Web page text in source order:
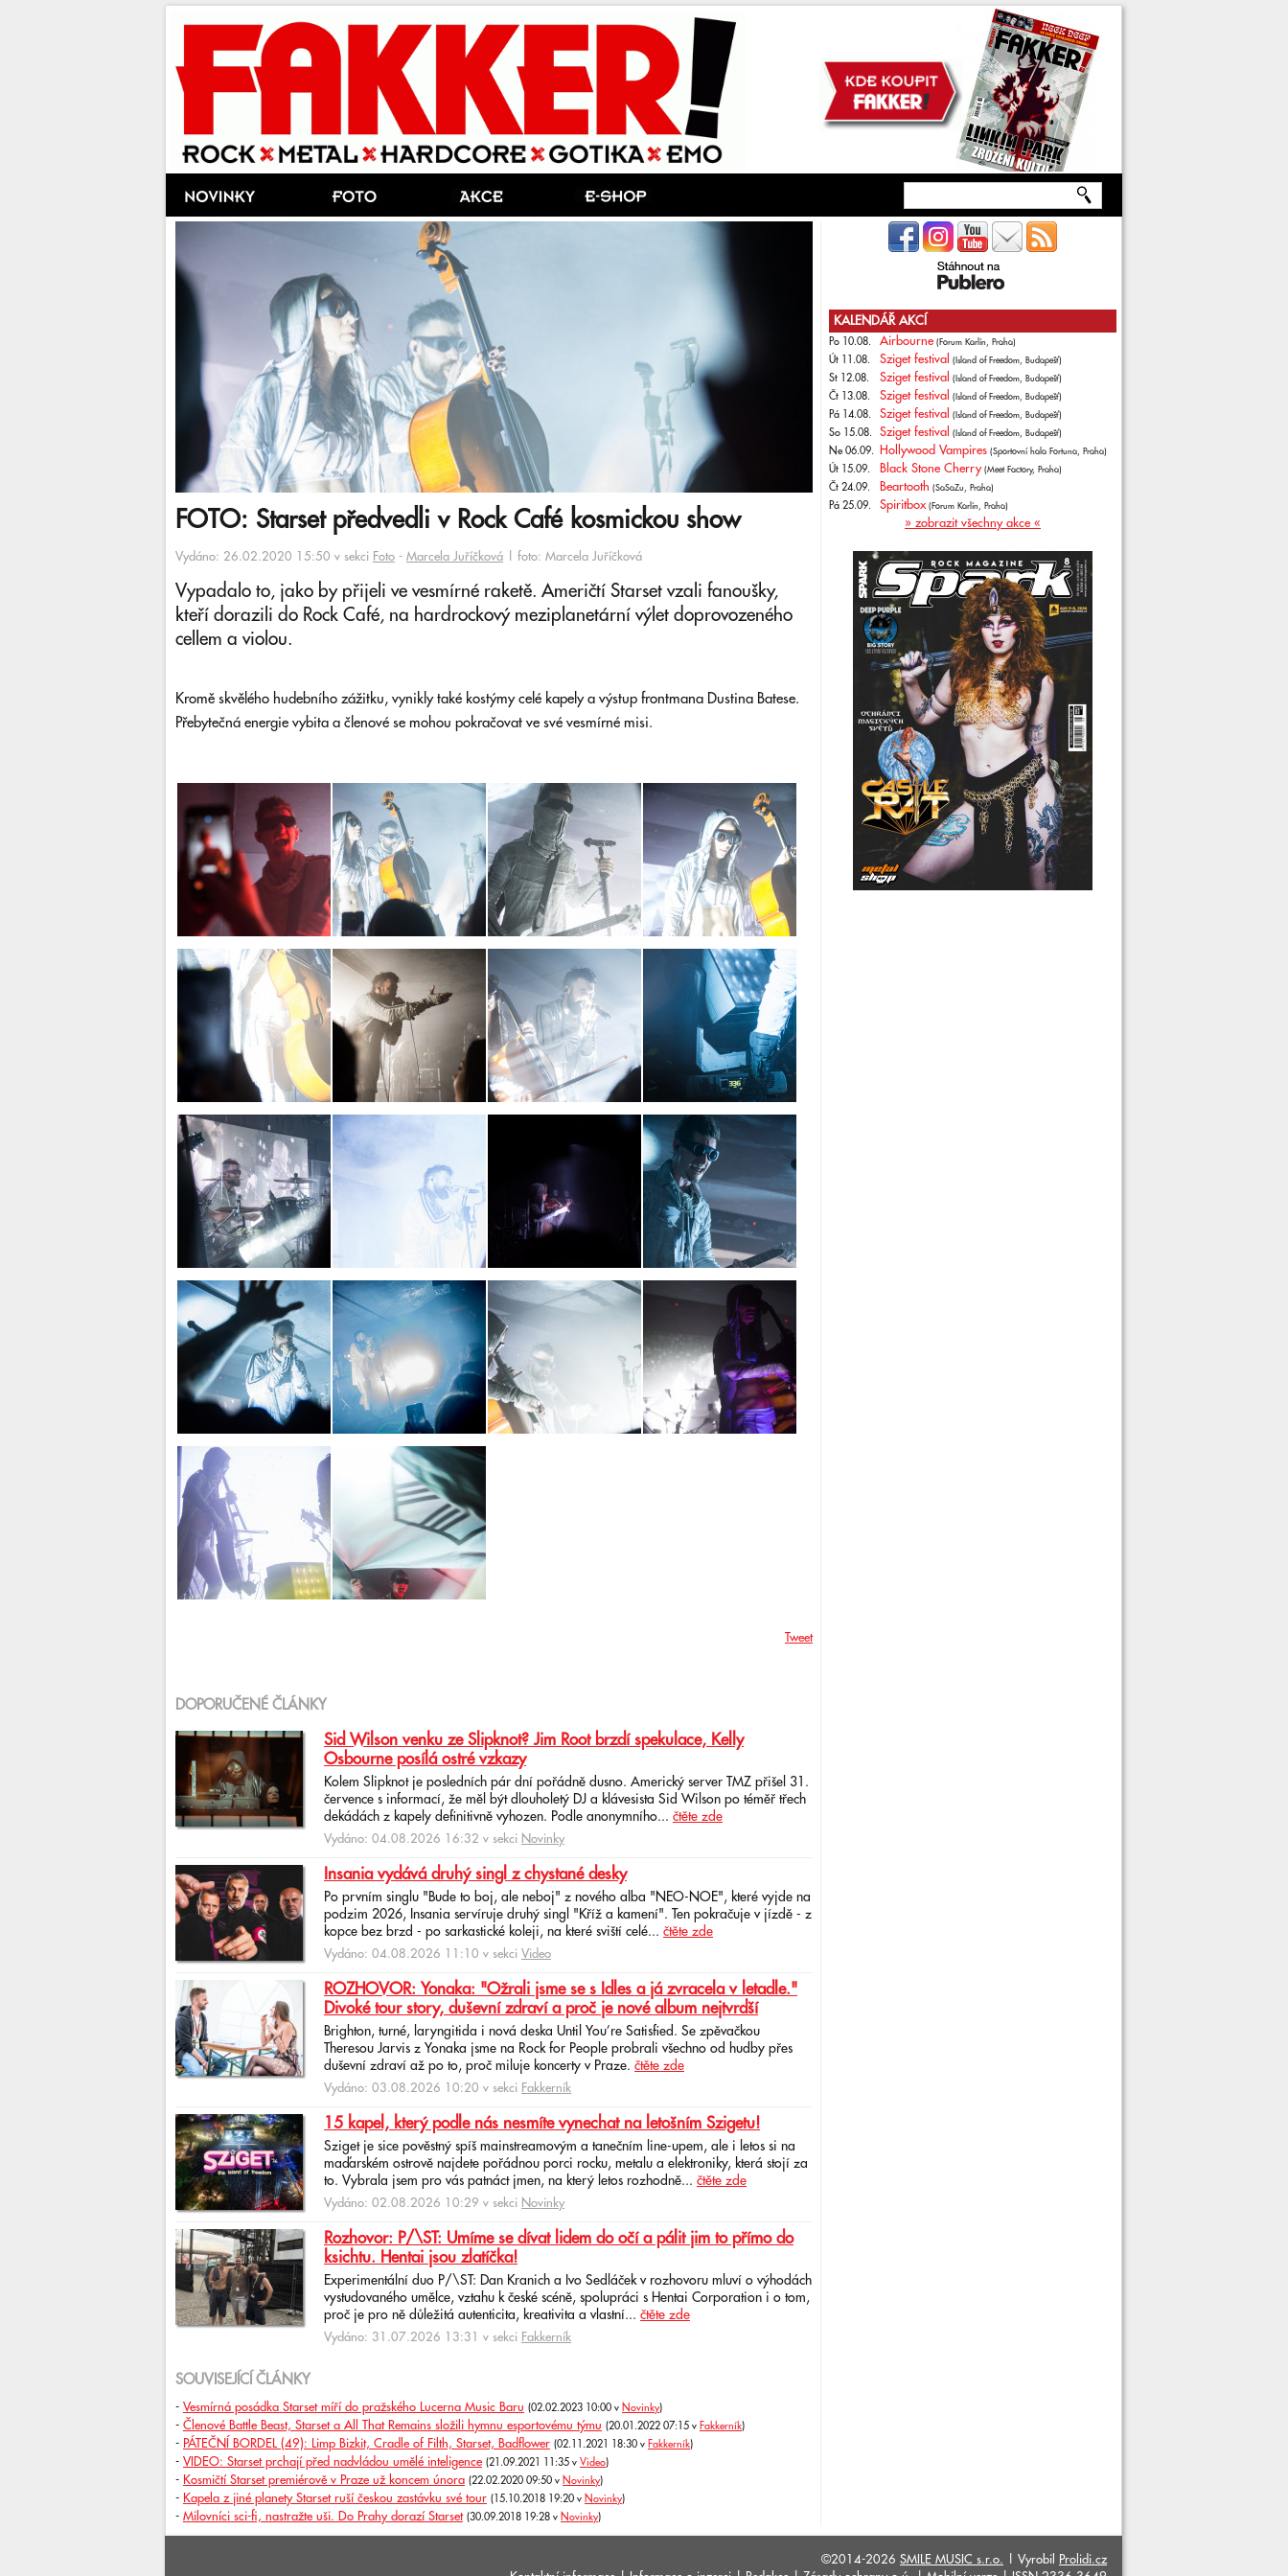
FOTO: Starset předvedli v Rock Café kosmickou show
Vydáno: 26.02.2020 15:50 v sekci Foto - Marcela Juříčková | foto: Marcela Juříčková
Vypadalo to, jako by přijeli ve vesmírné raketě. Američtí Starset vzali fanoušky,
kteří dorazili do Rock Café, na hardrockový meziplanetární výlet doprovozeného
cellem a violou.
Kromě skvělého hudebního zážitku, vynikly také kostýmy celé kapely a výstup frontmana Dustina Batese.
Přebytečná energie vybita a členové se mohou pokračovat ve své vesmírné misi.
Tweet
DOPORUČENÉ ČLÁNKY
Sid Wilson venku ze Slipknot? Jim Root brzdí spekulace, Kelly
Osbourne posílá ostré vzkazy
Kolem Slipknot je posledních pár dní pořádně dusno. Americký server TMZ přišel 31.
července s informací, že měl být dlouholetý DJ a klávesista Sid Wilson po téměř třech
dekádách z kapely definitivně vyhozen. Podle anonymního... čtěte zde
Vydáno: 04.08.2026 16:32 v sekci Novinky
Insania vydává druhý singl z chystané desky
Po prvním singlu "Bude to boj, ale neboj" z nového alba "NEO-NOE", které vyjde na
podzim 2026, Insania servíruje druhý singl "Kříž a kamení". Ten pokračuje v jízdě - z
kopce bez brzd - po sarkastické koleji, na které sviští celé... čtěte zde
Vydáno: 04.08.2026 11:10 v sekci Video
ROZHOVOR: Yonaka: "Ožrali jsme se s Idles a já zvracela v letadle."
Divoké tour story, duševní zdraví a proč je nové album nejtvrdší
Brighton, turné, laryngitida i nová deska Until You’re Satisfied. Se zpěvačkou
Theresou Jarvis z Yonaka jsme na Rock for People probrali všechno od hudby přes
duševní zdraví až po to, proč miluje koncerty v Praze. čtěte zde
Vydáno: 03.08.2026 10:20 v sekci Fakkerník
15 kapel, který podle nás nesmíte vynechat na letošním Szigetu!
Sziget je sice pověstný spíš mainstreamovým a tanečním line-upem, ale i letos si na
maďarském ostrově najdete pořádnou porci rocku, metalu a elektroniky, která stojí za
to. Vybrala jsem pro vás patnáct jmen, na který letos rozhodně... čtěte zde
Vydáno: 02.08.2026 10:29 v sekci Novinky
Rozhovor: P/\ST: Umíme se dívat lidem do očí a pálit jim to přímo do
ksichtu. Hentai jsou zlatíčka!
Experimentální duo P/\ST: Dan Kranich a Ivo Sedláček v rozhovoru mluví o výhodách
vystudovaného umělce, vztahu k české scéně, spolupráci s Hentai Corporation i o tom,
proč je pro ně důležitá autenticita, kreativita a vlastní... čtěte zde
Vydáno: 31.07.2026 13:31 v sekci Fakkerník
SOUVISEJÍCÍ ČLÁNKY
- Vesmírná posádka Starset míří do pražského Lucerna Music Baru (02.02.2023 10:00 v Novinky)
- Členové Battle Beast, Starset a All That Remains složili hymnu esportovému týmu (20.01.2022 07:15 v Fakkerník)
- PÁTEČNÍ BORDEL (49): Limp Bizkit, Cradle of Filth, Starset, Badflower (02.11.2021 18:30 v Fakkerník)
- VIDEO: Starset prchají před nadvládou umělé inteligence (21.09.2021 11:35 v Video)
- Kosmičtí Starset premiérově v Praze už koncem února (22.02.2020 09:50 v Novinky)
- Kapela z jiné planety Starset ruší českou zastávku své tour (15.10.2018 19:20 v Novinky)
- Milovníci sci-fi, nastražte uši. Do Prahy dorazí Starset (30.09.2018 19:28 v Novinky)
KALENDÁŘ AKCÍ
Po 10.08. Airbourne (Forum Karlín, Praha)
Út 11.08. Sziget festival (Island of Freedom, Budapešť)
St 12.08. Sziget festival (Island of Freedom, Budapešť)
Čt 13.08. Sziget festival (Island of Freedom, Budapešť)
Pá 14.08. Sziget festival (Island of Freedom, Budapešť)
So 15.08. Sziget festival (Island of Freedom, Budapešť)
Ne 06.09. Hollywood Vampires (Sportovní hala Fortuna, Praha)
Út 15.09. Black Stone Cherry (Meet Factory, Praha)
Čt 24.09. Beartooth (SaSaZu, Praha)
Pá 25.09. Spiritbox (Forum Karlín, Praha)
» zobrazit všechny akce «
©2014-2026 SMILE MUSIC s.r.o. | Vyrobil
Prolidi.cz